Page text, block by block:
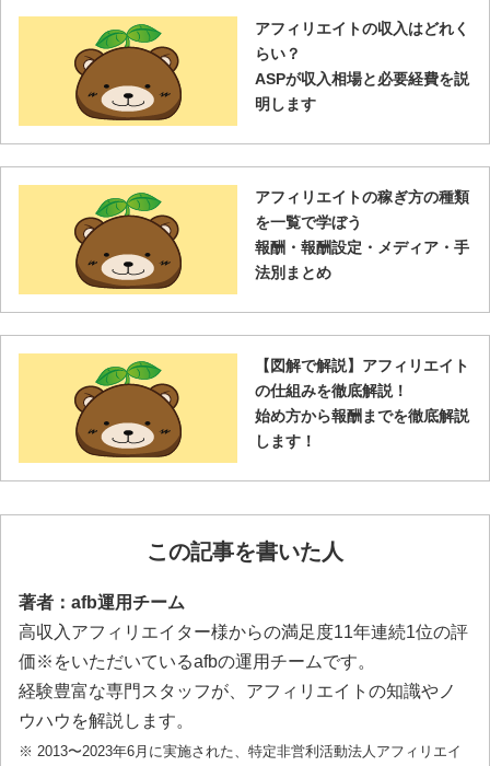
アフィリエイトの収入はどれく
らい？
ASPが収入相場と必要経費を説
明します
アフィリエイトの稼ぎ方の種類
を一覧で学ぼう
報酬・報酬設定・メディア・手
法別まとめ
【図解で解説】アフィリエイト
の仕組みを徹底解説！
始め方から報酬までを徹底解説
します！
この記事を書いた人
著者：afb運用チーム
高収入アフィリエイター様からの満足度11年連続1位の評
価※をいただいているafbの運用チームです。
経験豊富な専門スタッフが、アフィリエイトの知識やノ
ウハウを解説します。
※ 2013〜2023年6月に実施された、特定非営利活動法人アフィリエイ